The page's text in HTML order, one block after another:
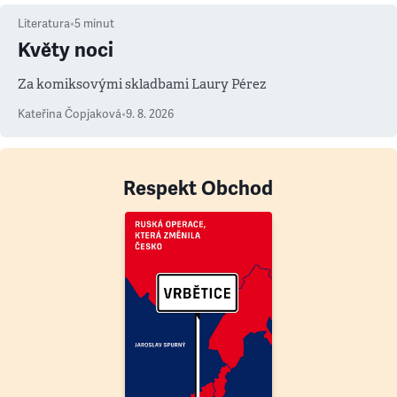
Literatura•5 minut
Květy noci
Za komiksovými skladbami Laury Pérez
Kateřina Čopjaková•9. 8. 2026
Respekt Obchod